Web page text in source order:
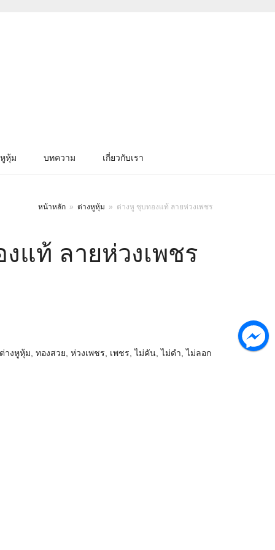
หุ้ม บทความ เกี่ยวกับเรา
หน้าหลัก » ต่างหูหุ้ม » ต่างหู ชุบทองแท้ ลายห่วงเพชร
แท้ ลายห่วงเพชร
ต่างหูหุ้ม ทองสวย ห่วงเพชร เพชร ,ไม่คัน ,ไม่ดำ ,ไม่ลอก